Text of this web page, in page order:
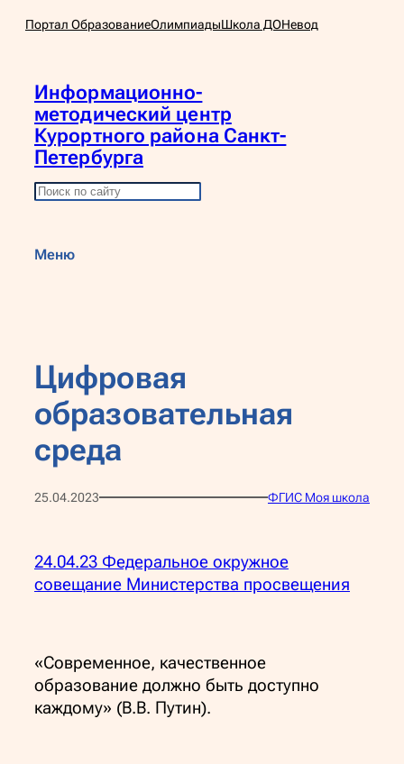
Перейти
Портал ОбразованиеОлимпиадыШкола ДОНевод
Информационно-
методический центр
Курортного района Санкт-
Петербурга
П
с
Меню
Цифровая
образовательная
среда
25.04.2023 ФГИС Моя школа
24.04.23 Федеральное окружное
совещание Министерства просвещения
«Современное, качественное
образование должно быть доступно
каждому» (В.В. Путин).